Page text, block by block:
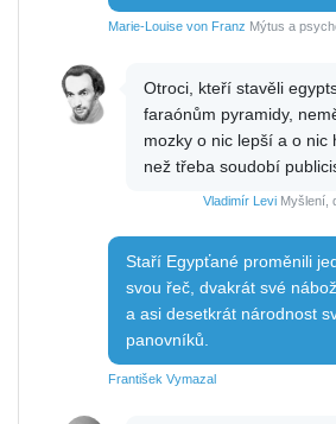
Marie-Louise von Franz Mýtus a
Otroci, kteří stavěli
faraónům pyramidy,
mozky o nic lepší a o nic
než třeba soudobí
Vladimír Levi Myšlení,
Staří Egypťané proměnili
svou řeč, dvakrát své
a asi desetkrát národnost
panovníků.
František Vymazal